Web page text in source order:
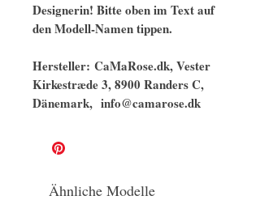
Designerin! Bitte oben im Text auf
den Modell-Namen tippen.
Hersteller: CaMaRose.dk, Vester
Kirkestræde 3, 8900 Randers C,
Dänemark, info@camarose.dk
Ähnliche Modelle